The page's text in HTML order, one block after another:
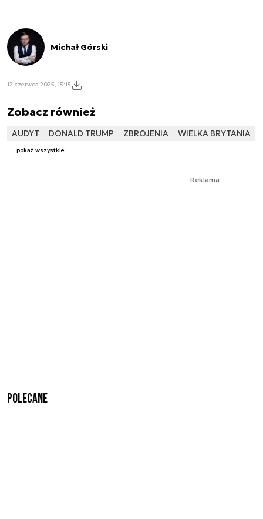
Michał Górski
12 czerwca 2025, 15:15
Zobacz również
AUDYT DONALD TRUMP ZBROJENIA WIELKA BRYTANIA
pokaż wszystkie
Reklama
Polecane